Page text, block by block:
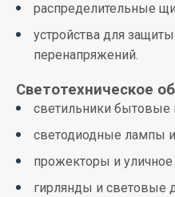
распределительные
устройства для
перенапряжений.
Светотехническое
светильники бытовые
светодиодные лампы
прожекторы и
гирлянды и световые